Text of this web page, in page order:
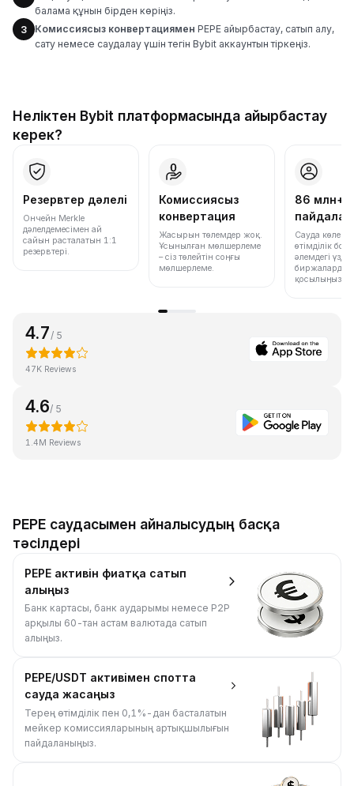
балама құнын бірден көріңіз.
3
Комиссиясыз конвертациямен PEPE айырбастау, сатып алу,
сату немесе саудалау үшін тегін Bybit аккаунтын тіркеңіз.
Неліктен Bybit платформасында айырбастау
керек?
Резервтер дәлелі
Ончейн Merkle
дәлелдемесімен ай
сайын расталатын 1:1
резервтері.
Комиссиясыз
конвертация
Жасырын төлемдер жоқ.
Ұсынылған мөлшерлеме
– сіз төлейтін соңғы
мөлшерлеме.
86 млн+
Сауда көлемі
өтімділік
әлемдегі үздік
биржалардың
қосылыңыз.
4.7 / 5
47K Reviews
4.6/ 5
1.4M Reviews
PEPE саудасымен айналысудың басқа
тәсілдері
PEPE активін фиатқа сатып
алыңыз
Банк картасы, банк аударымы немесе P2P
арқылы 60-тан астам валютада сатып
алыңыз.
PEPE/USDT активімен спотта
сауда жасаңыз
Терең өтімділік пен 0,1%-дан басталатын
мейкер комиссияларының артықшылығын
пайдаланыңыз.